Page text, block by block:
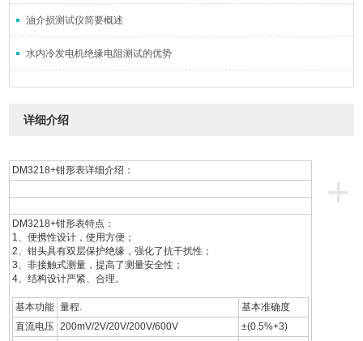
油介损测试仪简要概述
水内冷发电机绝缘电阻测试的优势
详细介绍
+
DM3218+钳形表详细介绍：
DM3218+钳形表特点：
1、便携性设计，使用方便；
2、钳头具有双层保护绝缘，强化了抗干扰性；
3、非接触式测量，提高了测量安全性；
4、结构设计严紧、合理。
基本功能 量程.
基本准确度
直流电压 200mV/2V/20V/200V/600V
±(0.5%+3)